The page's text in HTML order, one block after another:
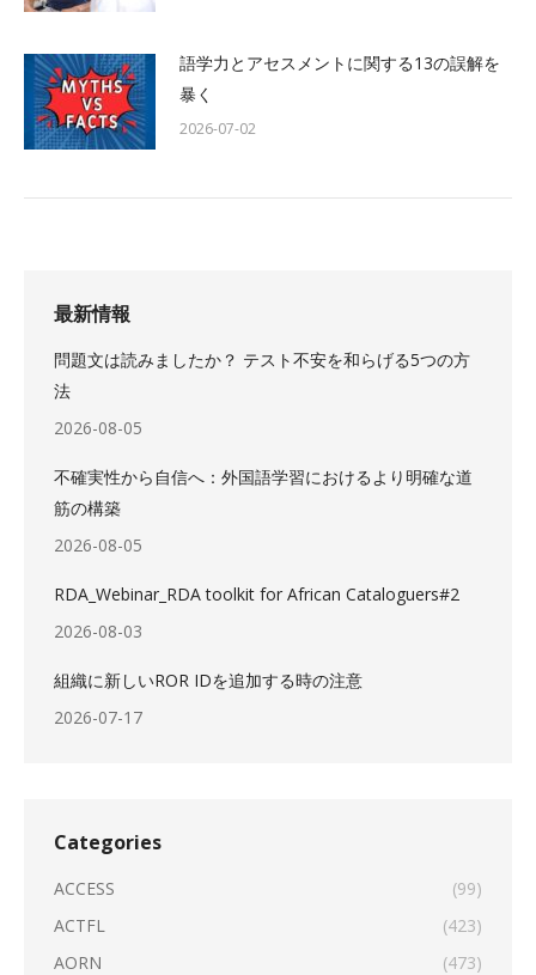
語学力とアセスメントに関する13の誤解を
暴く
2026-07-02
最新情報
問題文は読みましたか？ テスト不安を和らげる5つの方
法
2026-08-05
不確実性から自信へ：外国語学習におけるより明確な道
筋の構築
2026-08-05
RDA_Webinar_RDA toolkit for African Cataloguers#2
2026-08-03
組織に新しいROR IDを追加する時の注意
2026-07-17
Categories
ACCESS
(99)
ACTFL
(423)
AORN
(473)